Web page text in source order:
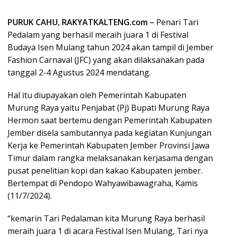
PURUK CAHU, RAKYATKALTENG.com – Penari Tari
Pedalam yang berhasil meraih juara 1 di Festival
Budaya Isen Mulang tahun 2024 akan tampil di Jember
Fashion Carnaval (JFC) yang akan dilaksanakan pada
tanggal 2-4 Agustus 2024 mendatang.
Hal itu diupayakan oleh Pemerintah Kabupaten
Murung Raya yaitu Penjabat (Pj) Bupati Murung Raya
Hermon saat bertemu dengan Pemerintah Kabupaten
Jember disela sambutannya pada kegiatan Kunjungan
Kerja ke Pemerintah Kabupaten Jember Provinsi Jawa
Timur dalam rangka melaksanakan kerjasama dengan
pusat penelitian kopi dan kakao Kabupaten jember.
Bertempat di Pendopo Wahyawibawagraha, Kamis
(11/7/2024).
“kemarin Tari Pedalaman kita Murung Raya berhasil
meraih juara 1 di acara Festival Isen Mulang, Tari nya